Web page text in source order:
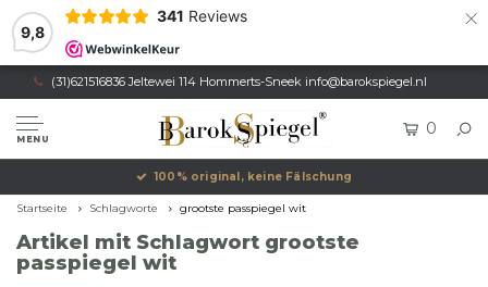
9,8
341 Reviews ×
(31)621516836 Jeltewei 114 Hommerts-Sneek info@barokspiegel.nl
MENU
0
100% original, keine Fälschung
Startseite Schlagworte grootste passpiegel wit
Artikel mit Schlagwort grootste
passpiegel wit